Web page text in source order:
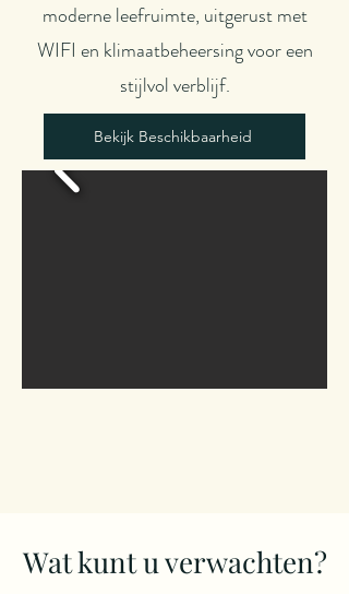
moderne leefruimte, uitgerust met
WIFI en klimaatbeheersing voor een
stijlvol verblijf.
Bekijk Beschikbaarheid
Wat kunt u verwachten?